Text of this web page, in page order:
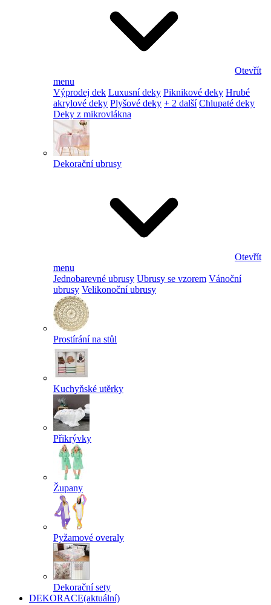
Otevřít
menu
Výprodej dek Luxusní deky Piknikové deky Hrubé
akrylové deky Plyšové deky + 2 další Chlupaté deky
Deky z mikrovlákna
Dekorační ubrusy
Otevřít
menu
Jednobarevné ubrusy Ubrusy se vzorem Vánoční
ubrusy Velikonoční ubrusy
Prostírání na stůl
Kuchyňské utěrky
Přikrývky
Župany
Pyžamové overaly
Dekorační sety
DEKORACE(aktuální)